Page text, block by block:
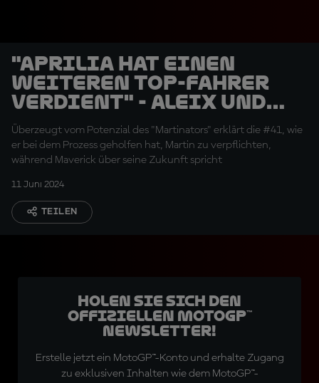
"Aprilia hat einen
weiteren Top-Fahrer
verdient" - Aleix und
Vinales
Überzeugt vom Potenzial des "Martinators" erklärt die #41, wie
er bei dem Prozess geholfen hat, Martin zu verpflichten,
während Maverick über seine Zukunft spricht
11 Juni 2024
TEILEN
Holen Sie sich den
offiziellen MotoGP™
Newsletter!
Erstelle jetzt ein MotoGP™-Konto und erhalte Zugang
zu exklusiven Inhalten wie dem MotoGP™-